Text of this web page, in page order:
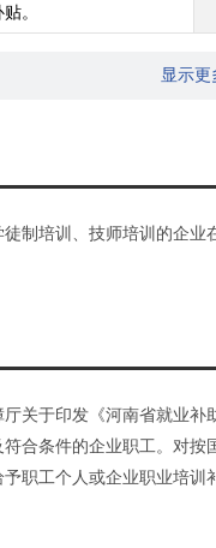
。
显示更
制培训、技师培训的企
关于印发《河南省就业
合条件的企业职工。对
职工个人或企业职业培训